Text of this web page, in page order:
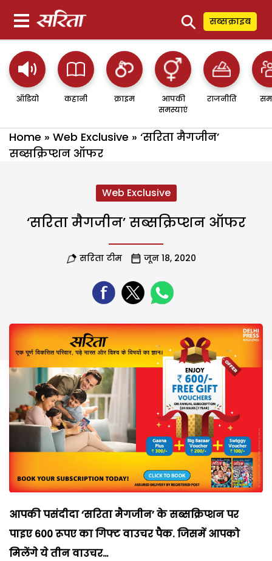
⚲ सब्सक्राइब
ऑडियो कहानी क्राइम
आपकी
समस्याएं
राजनीति
Home » Web Exclusive » ‘सरिता मैगजीन’
सब्सक्रिप्शन ऑफर
Web Exclusive
‘सरिता मैगजीन’ सब्सक्रिप्शन ऑफर
सरिता टीम जून 18, 2020
आपकी पसंदीदा ‘सरिता मैगजीन’ के सब्सक्रिप्शन पर
पाइए 600 रूपए का गिफ्ट वाउचर पैक. जिसमें आपको
मिलेंगे ये तीन वाउचर…